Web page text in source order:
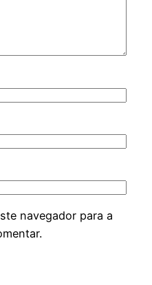
navegador para a